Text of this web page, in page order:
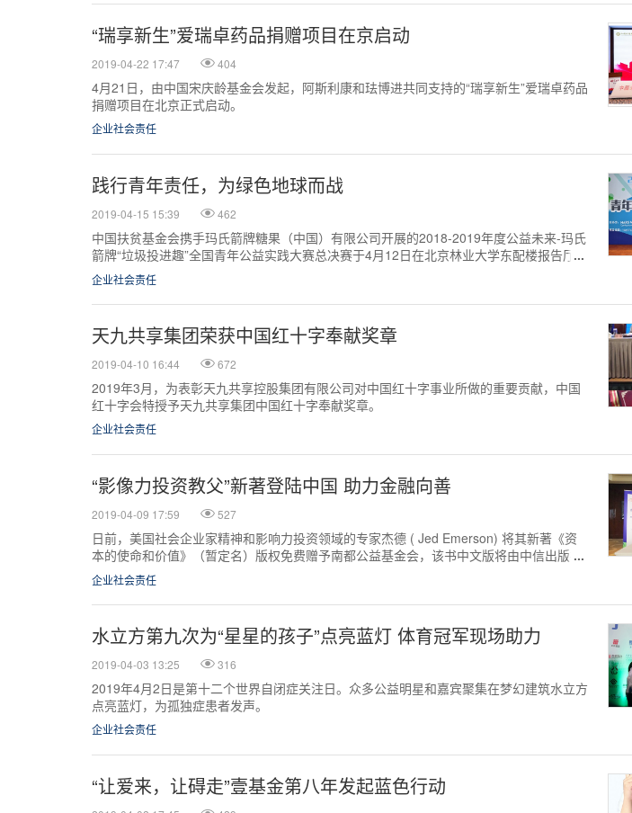
“瑞享新生”爱瑞卓药品捐赠项目在京启动
2019-04-22 17:47 404
4月21日，由中国宋庆龄基金会发起，阿斯利康和珐博进共同支持的“瑞享新生”爱瑞卓药品
捐赠项目在北京正式启动。
企业社会责任
践行青年责任，为绿色地球而战
2019-04-15 15:39 462
中国扶贫基金会携手玛氏箭牌糖果（中国）有限公司开展的2018-2019年度公益未来-玛氏
箭牌“垃圾投进趣”全国青年公益实践大赛总决赛于4月12日在北京林业大学东配楼报告厅举
行。来自中南民族大学的“请你回家”团队最终获得全国总冠军。
企业社会责任
天九共享集团荣获中国红十字奉献奖章
2019-04-10 16:44 672
2019年3月，为表彰天九共享控股集团有限公司对中国红十字事业所做的重要贡献，中国
红十字会特授予天九共享集团中国红十字奉献奖章。
企业社会责任
“影像力投资教父”新著登陆中国 助力金融向善
2019-04-09 17:59 527
日前，美国社会企业家精神和影响力投资领域的专家杰德 ( Jed Emerson) 将其新著《资
本的使命和价值》（暂定名）版权免费赠予南都公益基金会，该书中文版将由中信出版社
在今年9月底出版。双方在上海举行了签约仪式。
企业社会责任
水立方第九次为“星星的孩子”点亮蓝灯 体育冠军现场助力
2019-04-03 13:25 316
2019年4月2日是第十二个世界自闭症关注日。众多公益明星和嘉宾聚集在梦幻建筑水立方
点亮蓝灯，为孤独症患者发声。
企业社会责任
“让爱来，让碍走”壹基金第八年发起蓝色行动